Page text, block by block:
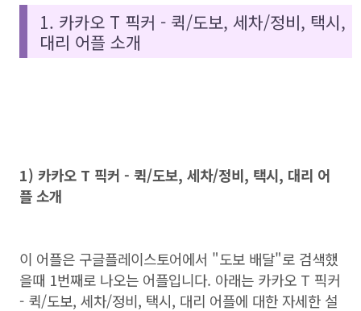
1. 카카오 T 픽커 - 퀵/도보, 세차/정비, 택시,
대리 어플 소개
1) 카카오 T 픽커 - 퀵/도보, 세차/정비, 택시, 대리 어
플 소개
이 어플은 구글플레이스토어에서 "도보 배달"로 검색했
을때 1번째로 나오는 어플입니다. 아래는 카카오 T 픽커
- 퀵/도보, 세차/정비, 택시, 대리 어플에 대한 자세한 설